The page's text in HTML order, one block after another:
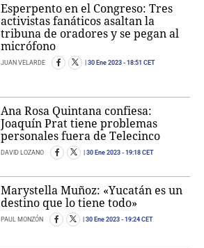
Esperpento en el Congreso: Tres
activistas fanáticos asaltan la
tribuna de oradores y se pegan al
micrófono
JUAN VELARDE 30 Ene 2023 - 18:51 CET
Ana Rosa Quintana confiesa:
Joaquín Prat tiene problemas
personales fuera de Telecinco
DAVID LOZANO 30 Ene 2023 - 19:18 CET
Marystella Muñoz: «Yucatán es un
destino que lo tiene todo»
PAUL MONZÓN 30 Ene 2023 - 19:24 CET